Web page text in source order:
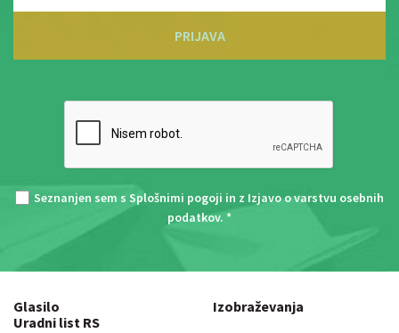
PRIJAVA
Seznanjen sem s Splošnimi pogoji in z Izjavo o varstvu osebnih
podatkov. *
Glasilo
Uradni list RS
Izobraževanja